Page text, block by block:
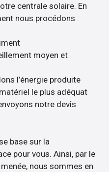
centrale solaire. En
nous procédons :
moyen et
l’énergie produite
le plus adéquat
notre devis
base sur la
pour vous. Ainsi, par le
nous sommes en